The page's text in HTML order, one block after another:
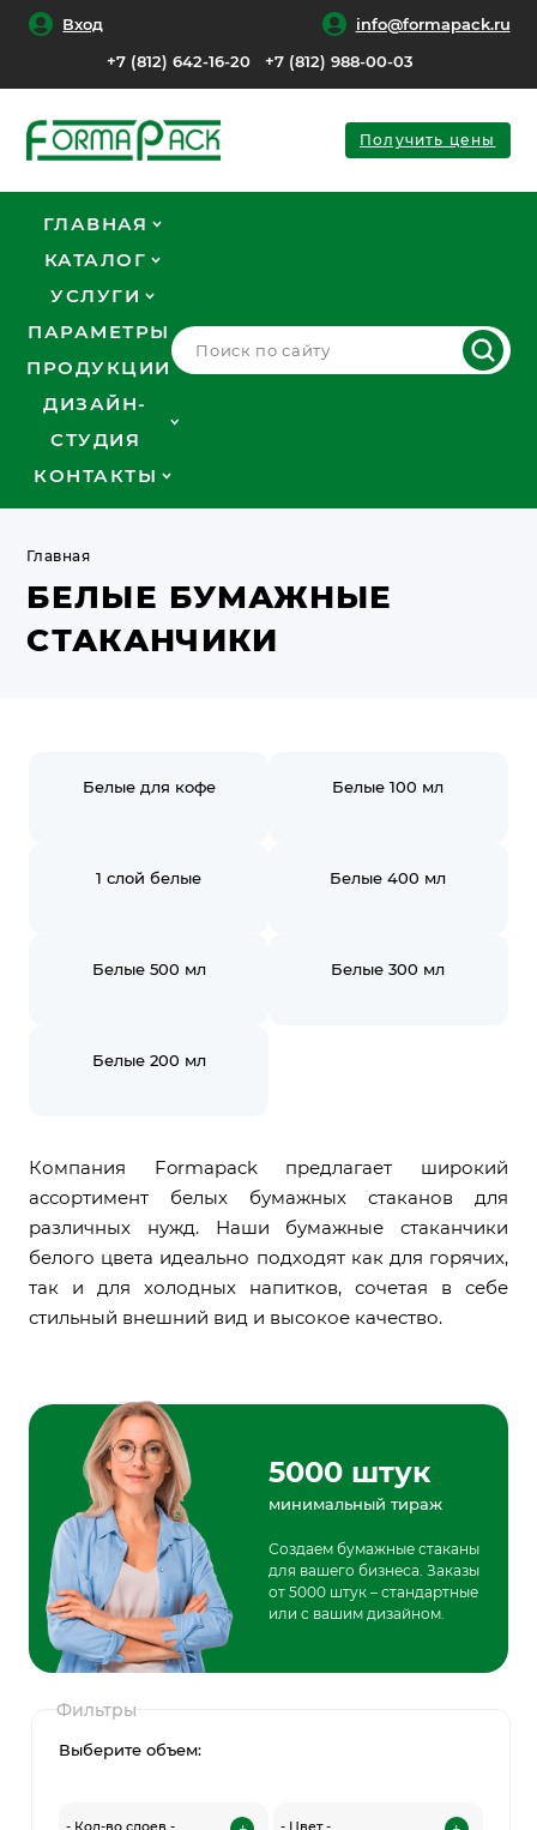
Вход
info@formapack.ru
+7 (812) 642-16-20
+7 (812) 988-00-03
Получить цены
ГЛАВНАЯ
КАТАЛОГ
УСЛУГИ
ПАРАМЕТРЫ
ПРОДУКЦИИ
ДИЗАЙН-
СТУДИЯ
КОНТАКТЫ
Главная
БЕЛЫЕ БУМАЖНЫЕ
СТАКАНЧИКИ
Белые для кофе Белые 100 мл
1 слой белые Белые 400 мл
Белые 500 мл Белые 300 мл
Белые 200 мл
Компания Formapack предлагает широкий
ассортимент белых бумажных стаканов для
различных нужд. Наши бумажные стаканчики
белого цвета идеально подходят как для горячих,
так и для холодных напитков, сочетая в себе
стильный внешний вид и высокое качество.
5000 штук
минимальный тираж
Создаем бумажные стаканы
для вашего бизнеса. Заказы
от 5000 штук – стандартные
или с вашим дизайном.